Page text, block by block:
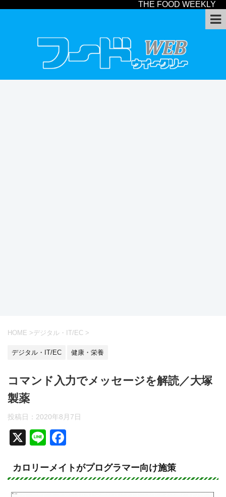
THE FOOD WEEKLY
HOME >デジタル・IT/EC >
デジタル・IT/EC 健康・栄養
コマンド入力でメッセージを解読／大塚
製薬
投稿日： 2020年8月7日
X
Li
e
c
e
カロリーメイトがプログラマー向け施策